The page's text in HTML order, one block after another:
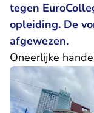
tegen
opleiding. De
afgewezen.
Oneerlijke